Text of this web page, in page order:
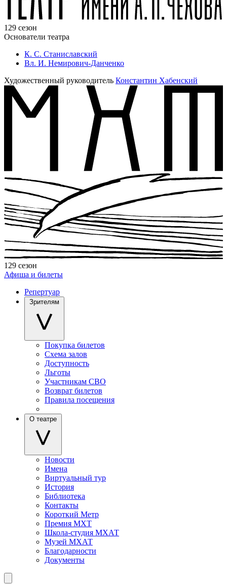
129 сезон
Основатели театра
К. С. Станиславский
Вл. И. Немирович-Данченко
Художественный руководитель Константин Хабенский
129 сезон
Афиша и билеты
Репертуар
Зрителям
Покупка билетов
Схема залов
Доступность
Льготы
Участникам СВО
Возврат билетов
Правила посещения
О театре
Новости
Имена
Виртуальный тур
История
Библиотека
Контакты
Короткий Метр
Премия МХТ
Школа-студия МХАТ
Музей МХАТ
Благодарности
Документы